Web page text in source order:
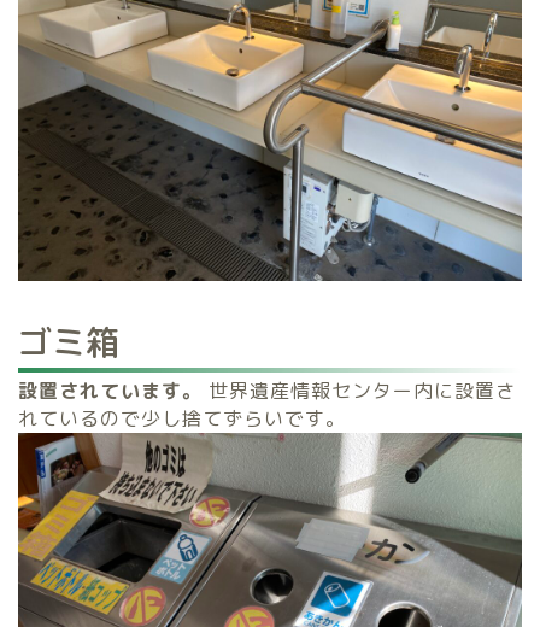
ゴミ箱
設置されています。
世界遺産情報センター内に設置さ
れているので少し捨てずらいです。